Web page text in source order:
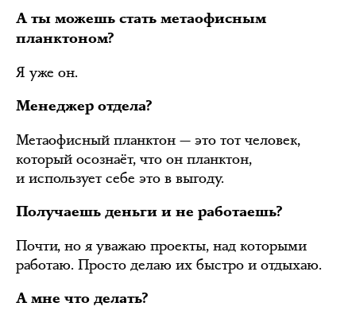
А ты можешь стать метаофисным
планктоном?
Я уже он.
Менеджер отдела?
Метаофисный планктон — это тот человек,
который осознаёт, что он планктон,
и использует себе это в выгоду.
Получаешь деньги и не работаешь?
Почти, но я уважаю проекты, над которыми
работаю. Просто делаю их быстро и отдыхаю.
А мне что делать?